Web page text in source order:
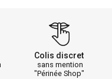
Colis discret
sans mention
"Périnée Shop"